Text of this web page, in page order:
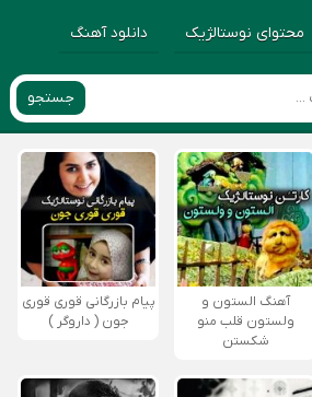
محتوای نوستالژیک دانلود آهنگ
جستجو
آهنگ الستون و
ولستون قلب منو
شکستن
پیام بازرگانی قوری قوری
جون ( داروگر )